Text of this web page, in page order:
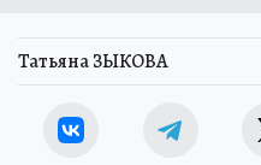
Татьяна ЗЫКОВА